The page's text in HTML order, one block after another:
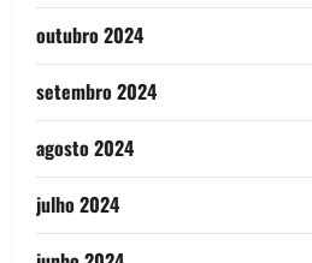
outubro 2024
setembro 2024
agosto 2024
julho 2024